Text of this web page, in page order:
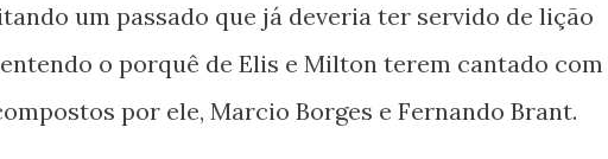
um passado que já deveria ter servido de lição
o porquê de Elis e Milton terem cantado com
por ele, Marcio Borges e Fernando Brant.